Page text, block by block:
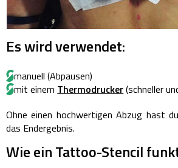
Es wird verwendet:
manuell (Abpausen)
mit einem Thermodrucker(schneller
Ohne einen hochwertigen Abzug hast
das Endergebnis.
Wie ein Tattoo-Stencil